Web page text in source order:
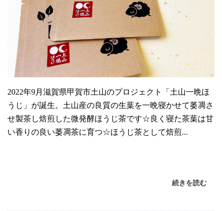
2022年9月滋賀県甲賀市土山のプロジェクト「土山一晩ほ
うじ」が誕生。土山産の良質の生葉を一晩寝かせて萎凋さ
せ製茶し焙煎した微発酵ほうじ茶です☆良く寝た茶葉は甘
い香りの良い萎凋茶に育つ☆ほうじ茶として焙煎...
続きを読む